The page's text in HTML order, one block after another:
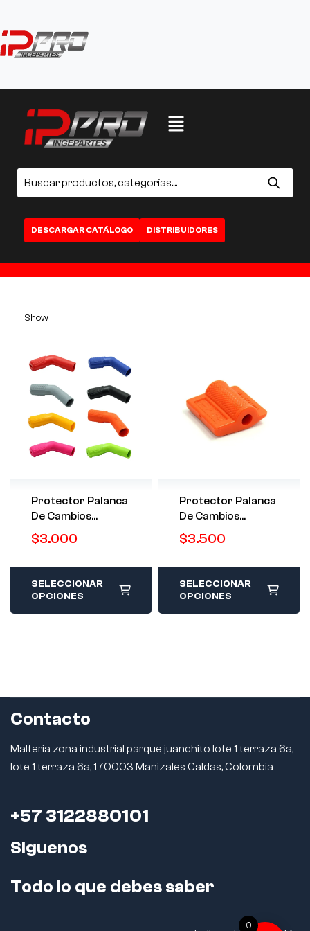
DESCARGAR CATÁLOGO DISTRIBUIDORES
Show
Protector Palanca
De Cambios
Universal
$3.000
SELECCIONAR
OPCIONES
Protector Palanca
De Cambios
Universal Lexus
$3.500
SELECCIONAR
OPCIONES
Contacto
Malteria zona industrial parque juanchito lote 1 terraza 6a,
lote 1 terraza 6a, 170003 Manizales Caldas, Colombia
+57 3122880101
Siguenos
Todo lo que debes saber
0